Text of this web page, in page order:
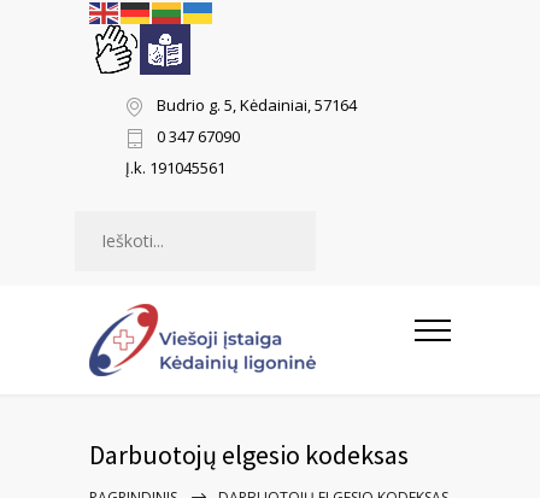
Budrio g. 5, Kėdainiai, 57164
0 347 67090
Į.k. 191045561
Darbuotojų elgesio kodeksas